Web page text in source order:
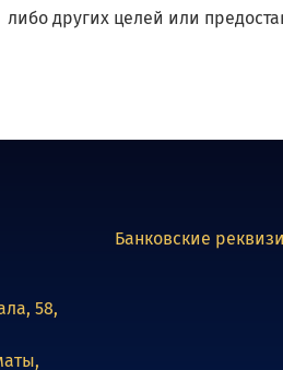
либо других целей или
58,
Банковские